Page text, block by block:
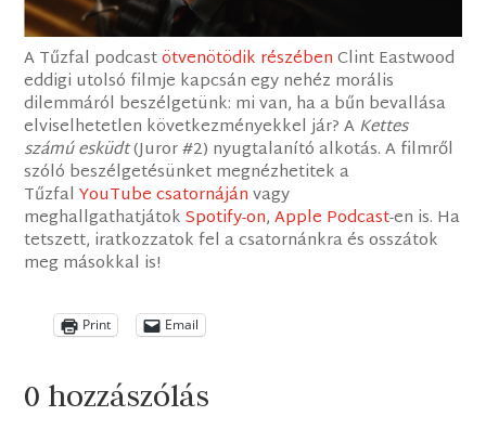
A Tűzfal podcastötvenötödik részébenClint Eastwood
eddigi utolsó filmje kapcsán egy nehéz morális
dilemmáról beszélgetünk: mi van, ha a bűn bevallása
elviselhetetlen következményekkel jár? AKettes
számú esküdt(Juror #2) nyugtalanító alkotás. A filmről
szóló beszélgetésünket megnézhetitek a
TűzfalYouTube csatornájánvagy
meghallgathatjátokSpotify-on,Apple Podcast-en is. Ha
tetszett, iratkozzatok fel a csatornánkra és osszátok
meg másokkal is!
Print Email
0 hozzászólás